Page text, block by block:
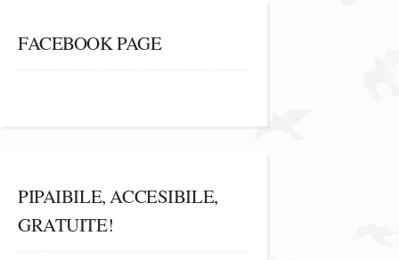
FACEBOOK PAGE
PIPAIBILE, ACCESIBILE,
GRATUITE!